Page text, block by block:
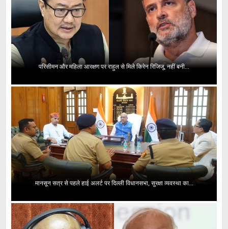
परिसीमन और महिला आरक्षण पर राहुल से मिले किरेन रिजिजू, नहीं बनी...
मानसून सत्र से पहले हाई अलर्ट पर दिल्ली विधानसभा, सुरक्षा व्यवस्था का...